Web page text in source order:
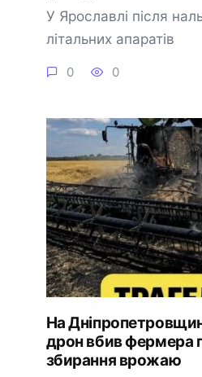
У Ярославлі після
літальних апаратів
0 0
На
дрон вбив фермера
збирання врожаю